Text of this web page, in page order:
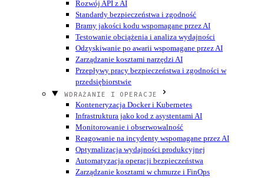
Rozwój API z AI
Standardy bezpieczeństwa i zgodność
Bramy jakości kodu wspomagane przez AI
Testowanie obciążenia i analiza wydajności
Odzyskiwanie po awarii wspomagane przez AI
Zarządzanie kosztami narzędzi AI
Przepływy pracy bezpieczeństwa i zgodności w
przedsiębiorstwie
WDRAŻANIE I OPERACJE
Konteneryzacja Docker i Kubernetes
Infrastruktura jako kod z asystentami AI
Monitorowanie i obserwowalność
Reagowanie na incydenty wspomagane przez AI
Optymalizacja wydajności produkcyjnej
Automatyzacja operacji bezpieczeństwa
Zarządzanie kosztami w chmurze i FinOps